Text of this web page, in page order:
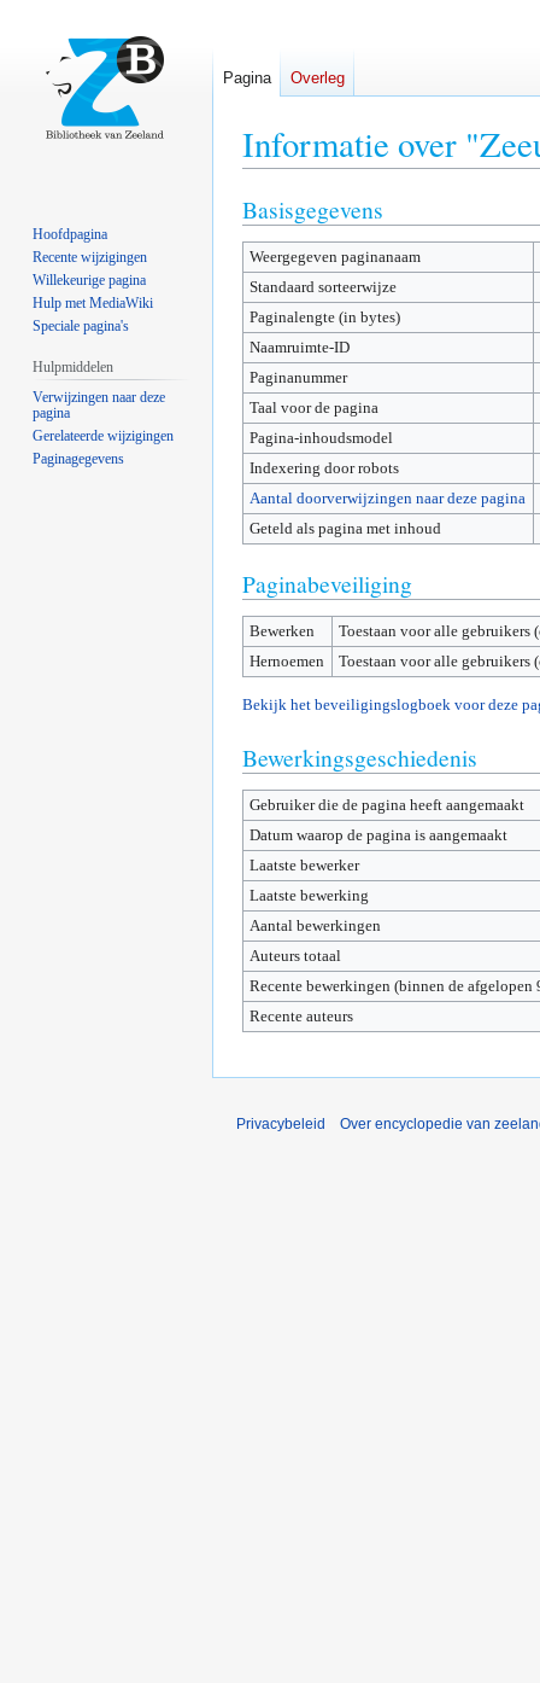
Informatie over
Naar
navigatie
springen
Naar
zoeken
springen
Basisgegevens
Weergegeven paginanaam
Standaard sorteerwijze
Paginalengte (in bytes)
Naamruimte-ID
Paginanummer
Taal voor de pagina
Pagina-inhoudsmodel
Indexering door robots
Aantal doorverwijzingen naar deze pagina
Geteld als pagina met inhoud
Paginabeveiliging
Bewerken
Toestaan voor alle gebruikers
Hernoemen
Toestaan voor alle gebruikers
Bekijk het beveiligingslogboek voor deze
Bewerkingsgeschiedenis
Gebruiker die de pagina heeft aangemaakt
Datum waarop de pagina is aangemaakt
Laatste bewerker
Laatste bewerking
Aantal bewerkingen
Auteurs totaal
Recente bewerkingen (binnen de afgelopen
Recente auteurs
Pagina Overleg
Hoofdpagina
Recente wijzigingen
Willekeurige pagina
Hulp met MediaWiki
Speciale pagina's
Hulpmiddelen
Verwijzingen naar deze
pagina
Gerelateerde wijzigingen
Paginagegevens
Privacybeleid Over encyclopedie van